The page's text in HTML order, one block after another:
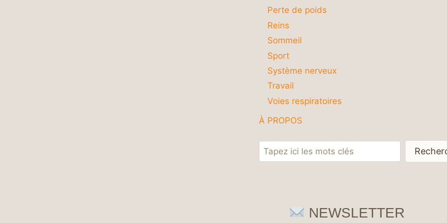
Perte de poids
Reins
Sommeil
Sport
Système nerveux
Travail
Voies respiratoires
À PROPOS
Rechercher
NEWSLETTER